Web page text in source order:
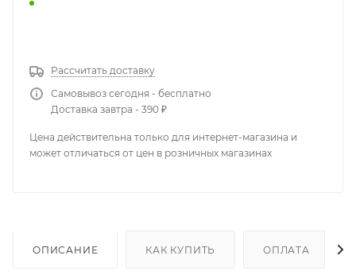
Рассчитать доставку
Самовывоз сегодня - бесплатно
Доставка завтра - 390 ₽
Цена действительна только для интернет-магазина и
может отличаться от цен в розничных магазинах
ОПИСАНИЕ КАК КУПИТЬ ОПЛАТА